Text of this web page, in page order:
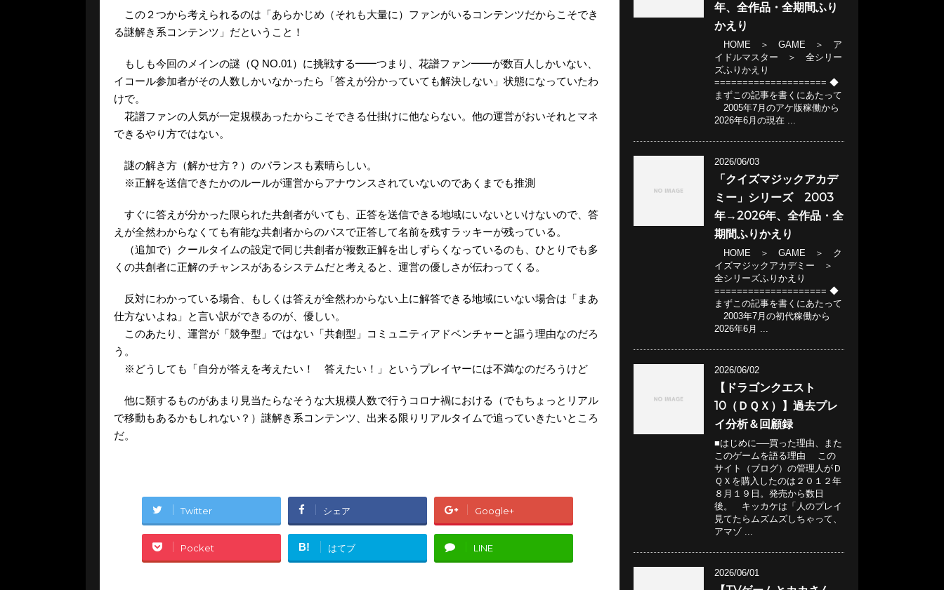
この２つから考えられるのは「あらかじめ（それも大量に）ファンがいるコンテンツだからこそでき
る謎解き系コンテンツ」だということ！
もしも今回のメインの謎（Q NO.01）に挑戦する━━つまり、花譜ファン━━が数百人しかいない、
イコール参加者がその人数しかいなかったら「答えが分かっていても解決しない」状態になっていたわ
けで。
花譜ファンの人気が一定規模あったからこそできる仕掛けに他ならない。他の運営がおいそれとマネ
できるやり方ではない。
謎の解き方（解かせ方？）のバランスも素晴らしい。
※正解を送信できたかのルールが運営からアナウンスされていないのであくまでも推測
すぐに答えが分かった限られた共創者がいても、正答を送信できる地域にいないといけないので、答
えが全然わからなくても有能な共創者からのパスで正答して名前を残すラッキーが残っている。
（追加で）クールタイムの設定で同じ共創者が複数正解を出しずらくなっているのも、ひとりでも多
くの共創者に正解のチャンスがあるシステムだと考えると、運営の優しさが伝わってくる。
反対にわかっている場合、もしくは答えが全然わからない上に解答できる地域にいない場合は「まあ
仕方ないよね」と言い訳ができるのが、優しい。
このあたり、運営が「競争型」ではない「共創型」コミュニティアドベンチャーと謳う理由なのだろ
う。
※どうしても「自分が答えを考えたい！ 答えたい！」というプレイヤーには不満なのだろうけど
他に類するものがあまり見当たらなそうな大規模人数で行うコロナ禍における（でもちょっとリアル
で移動もあるかもしれない？）謎解き系コンテンツ、出来る限りリアルタイムで追っていきたいところ
だ。
Twitter シェア Google+
Pocket B! はてブ LINE
年、全作品・全期間ふり
かえり
HOME ＞ GAME ＞ ア
イドルマスター ＞ 全シリー
ズふりかえり
==================== ◆
まずこの記事を書くにあたって
2005年7月のアケ版稼働から
2026年6月の現在 ...
2026/06/03
「クイズマジックアカデ
ミー」シリーズ 2003
年→2026年、全作品・全
期間ふりかえり
HOME ＞ GAME ＞ ク
イズマジックアカデミー ＞
全シリーズふりかえり
==================== ◆
まずこの記事を書くにあたって
2003年7月の初代稼働から
2026年6月 ...
2026/06/02
【ドラゴンクエスト
10（ＤＱＸ）】過去プレ
イ分析＆回顧録
■はじめに──買った理由、また
このゲームを語る理由 この
サイト（ブログ）の管理人がＤ
ＱＸを購入したのは２０１２年
８月１９日。発売から数日
後。 キッカケは「人のプレイ
見てたらムズムズしちゃって、
アマゾ ...
2026/06/01